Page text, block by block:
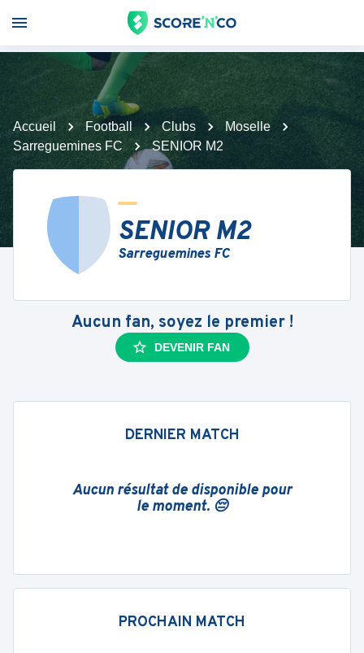
Accueil Football Clubs
Moselle
Sarreguemines FC
SENIOR M2
SENIOR M2
Sarreguemines FC
Aucun fan, soyez le premier !
DEVENIR FAN
DERNIER MATCH
Aucun résultat de disponible pour
le moment. 😔
PROCHAIN MATCH